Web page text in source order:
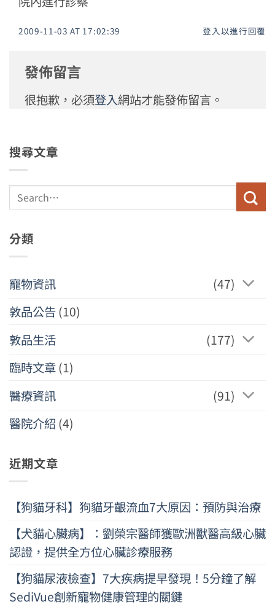
2009-11-03 AT 17:02:39 登入以進行回覆
發佈留言
很抱歉，必須登入網站才能發佈留言。
搜尋文章
分類
寵物資訊
(47)
敦品公告(10)
敦品生活
(177)
臨時文章(1)
醫療資訊
(91)
醫院介紹 (4)
近期文章
【狗貓牙科】狗貓牙齦流血7大原因：預防與治療
【犬貓心臟病】：劉榮宗醫師獲歐洲獸醫高級心臟
認證，提供全方位心臟診療服務
【狗貓尿液檢查】7大疾病提早發現！5分鐘了解
SediVue創新寵物健康管理的關鍵